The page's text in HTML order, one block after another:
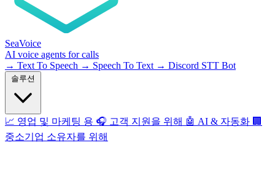
SeaVoice
AI voice agents for calls
→ Text To Speech → Speech To Text → Discord STT Bot
📈 영업 및 마케팅 용 🎧 고객 지원을 위해 🤖 AI & 자동화 🏢
중소기업 소유자를 위해